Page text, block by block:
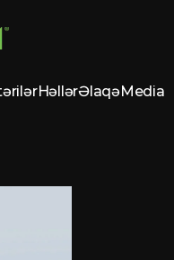
HəllərƏlaqəMedia